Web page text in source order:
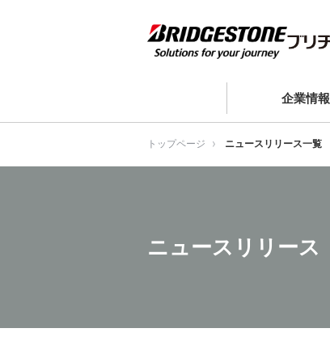
企業情報
トップページ ニュースリリース一覧
ニュースリリース